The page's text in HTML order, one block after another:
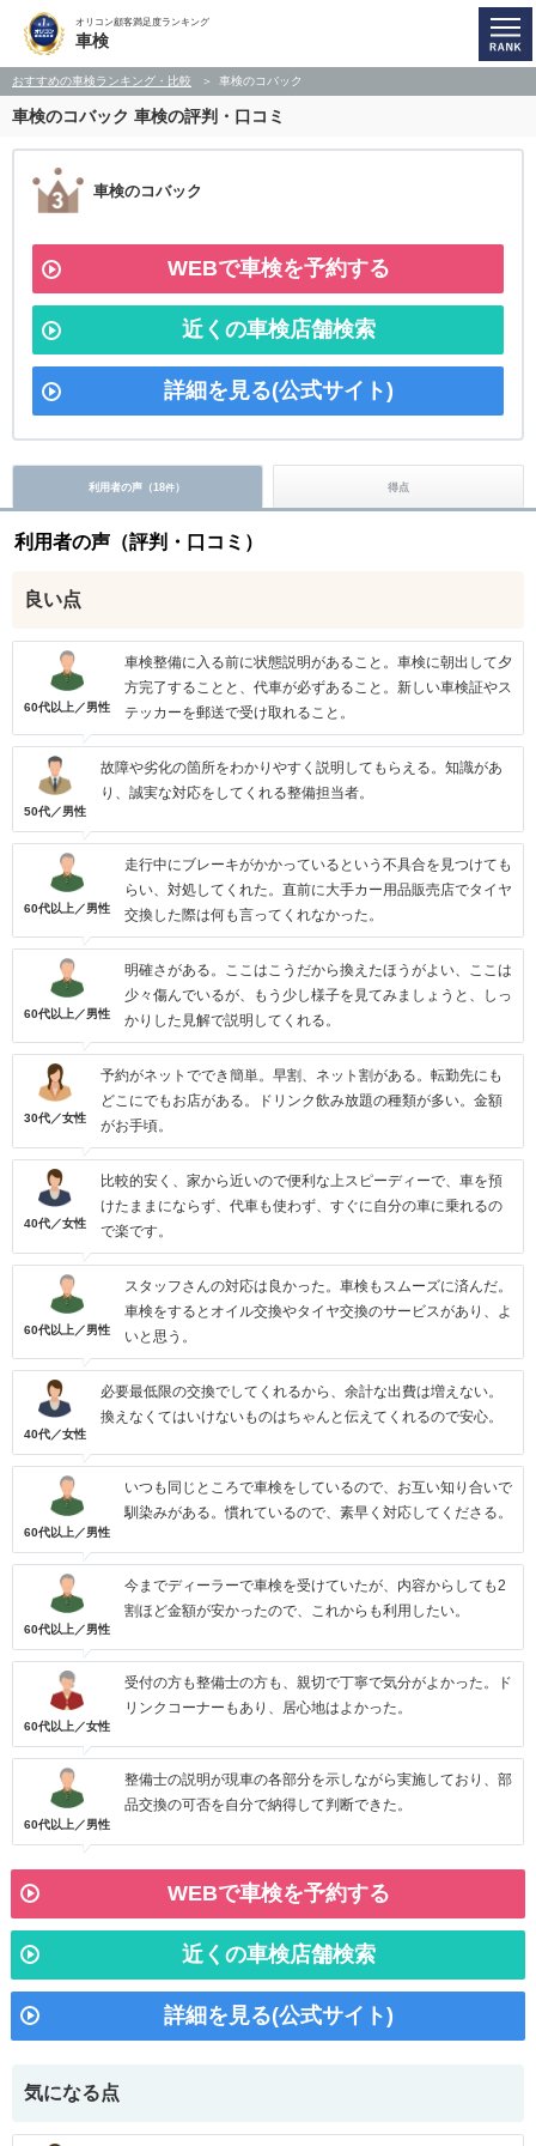
オリコン顧客満足度ランキング
車検
おすすめの車検ランキング・比較 車検のコバック
車検のコバック 車検の評判・口コミ
車検のコバック
WEBで車検を予約する
近くの車検店舗検索
詳細を見る(公式サイト)
利用者の声（18件） 得点
利用者の声（評判・口コミ）
良い点
60代以上／男性
車検整備に入る前に状態説明があること。車検に朝出して夕
方完了することと、代車が必ずあること。新しい車検証やス
テッカーを郵送で受け取れること。
50代／男性
故障や劣化の箇所をわかりやすく説明してもらえる。知識があ
り、誠実な対応をしてくれる整備担当者。
60代以上／男性
走行中にブレーキがかかっているという不具合を見つけても
らい、対処してくれた。直前に大手カー用品販売店でタイヤ
交換した際は何も言ってくれなかった。
60代以上／男性
明確さがある。ここはこうだから換えたほうがよい、ここは
少々傷んでいるが、もう少し様子を見てみましょうと、しっ
かりした見解で説明してくれる。
30代／女性
予約がネットででき簡単。早割、ネット割がある。転勤先にも
どこにでもお店がある。ドリンク飲み放題の種類が多い。金額
がお手頃。
40代／女性
比較的安く、家から近いので便利な上スピーディーで、車を預
けたままにならず、代車も使わず、すぐに自分の車に乗れるの
で楽です。
60代以上／男性
スタッフさんの対応は良かった。車検もスムーズに済んだ。
車検をするとオイル交換やタイヤ交換のサービスがあり、よ
いと思う。
40代／女性
必要最低限の交換でしてくれるから、余計な出費は増えない。
換えなくてはいけないものはちゃんと伝えてくれるので安心。
60代以上／男性
いつも同じところで車検をしているので、お互い知り合いで
馴染みがある。慣れているので、素早く対応してくださる。
60代以上／男性
今までディーラーで車検を受けていたが、内容からしても2
割ほど金額が安かったので、これからも利用したい。
60代以上／女性
受付の方も整備士の方も、親切で丁寧で気分がよかった。ド
リンクコーナーもあり、居心地はよかった。
60代以上／男性
整備士の説明が現車の各部分を示しながら実施しており、部
品交換の可否を自分で納得して判断できた。
WEBで車検を予約する
近くの車検店舗検索
詳細を見る(公式サイト)
気になる点